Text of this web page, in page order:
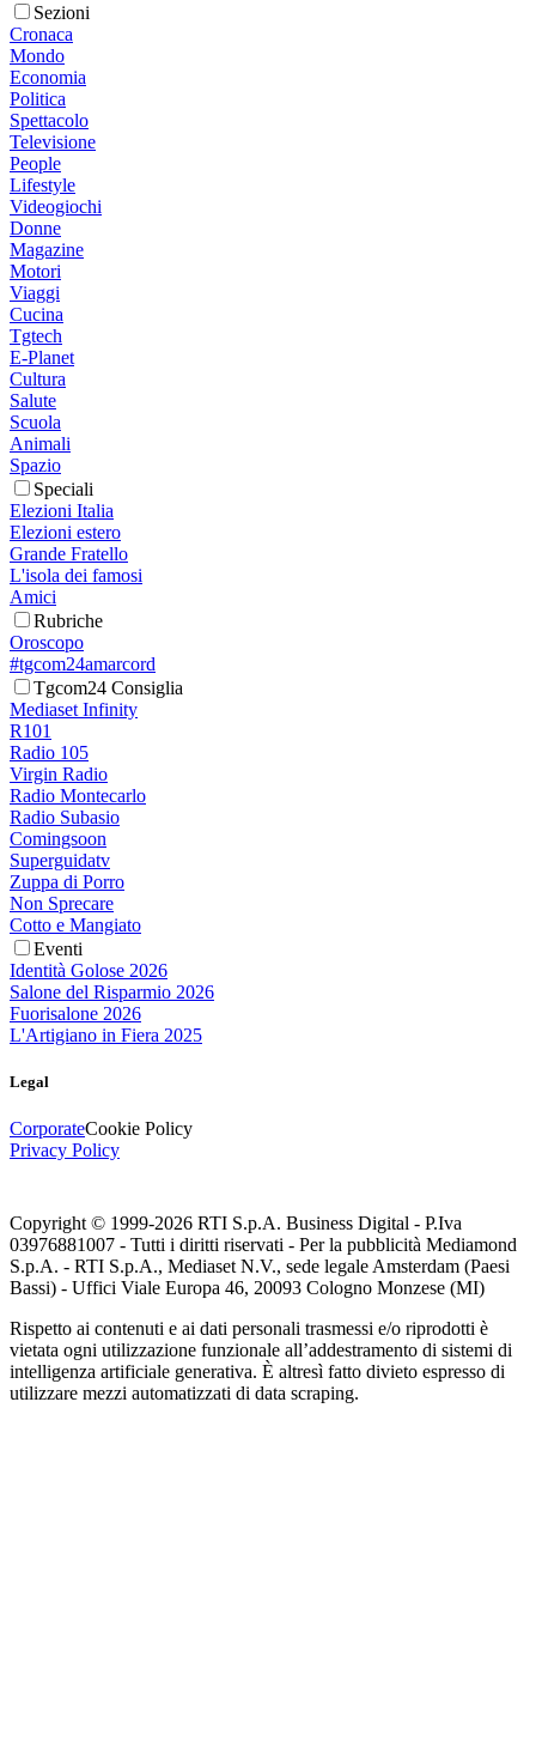
Sezioni
Cronaca
Mondo
Economia
Politica
Spettacolo
Televisione
People
Lifestyle
Videogiochi
Donne
Magazine
Motori
Viaggi
Cucina
Tgtech
E-Planet
Cultura
Salute
Scuola
Animali
Spazio
Speciali
Elezioni Italia
Elezioni estero
Grande Fratello
L'isola dei famosi
Amici
Rubriche
Oroscopo
#tgcom24amarcord
Tgcom24 Consiglia
Mediaset Infinity
R101
Radio 105
Virgin Radio
Radio Montecarlo
Radio Subasio
Comingsoon
Superguidatv
Zuppa di Porro
Non Sprecare
Cotto e Mangiato
Eventi
Identità Golose 2026
Salone del Risparmio 2026
Fuorisalone 2026
L'Artigiano in Fiera 2025
Legal
CorporateCookie Policy
Privacy Policy
Copyright © 1999-2026 RTI S.p.A. Business Digital - P.Iva
03976881007 - Tutti i diritti riservati - Per la pubblicità Mediamond
S.p.A. - RTI S.p.A., Mediaset N.V., sede legale Amsterdam (Paesi
Bassi) - Uffici Viale Europa 46, 20093 Cologno Monzese (MI)
Rispetto ai contenuti e ai dati personali trasmessi e/o riprodotti è
vietata ogni utilizzazione funzionale all’addestramento di sistemi di
intelligenza artificiale generativa. È altresì fatto divieto espresso di
utilizzare mezzi automatizzati di data scraping.